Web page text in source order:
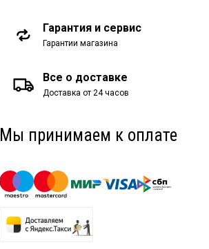
Гарантия и сервис
Гарантии магазина
Все о доставке
Доставка от 24 часов
Мы принимаем к оплате